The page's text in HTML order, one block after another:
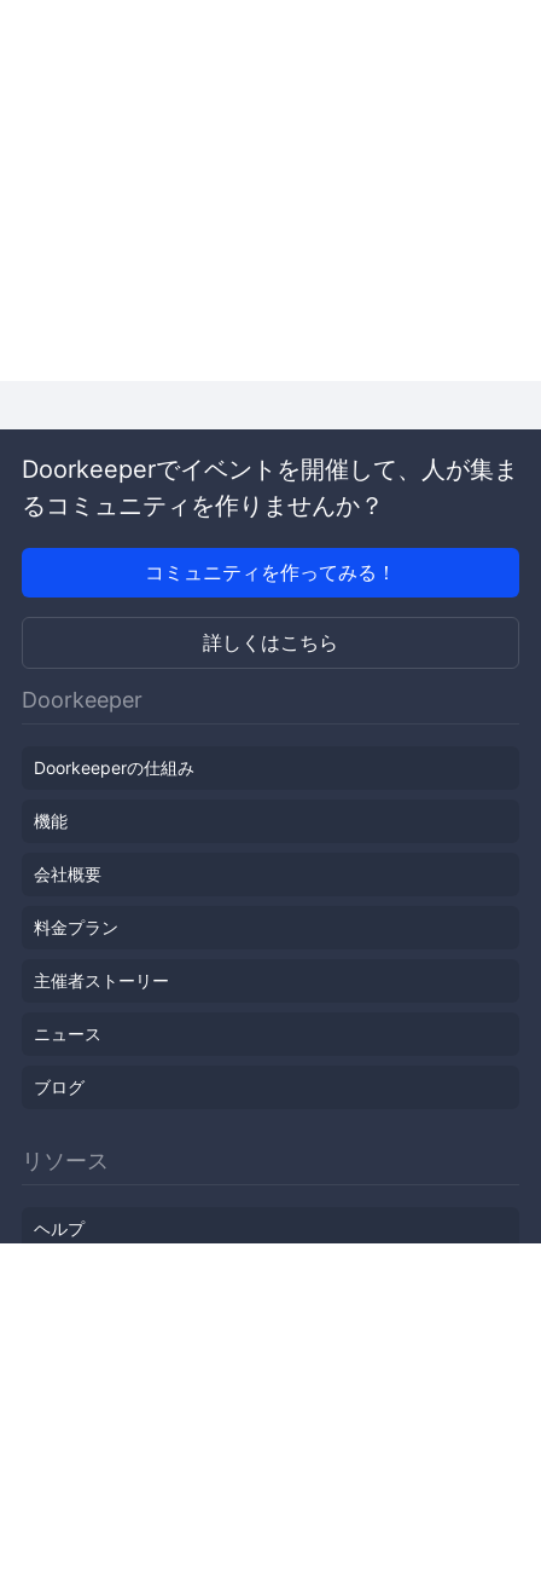
Doorkeeperでイベントを開催して、人が集ま
るコミュニティを作りませんか？
コミュニティを作ってみる！
詳しくはこちら
Doorkeeper
Doorkeeperの仕組み
機能
会社概要
料金プラン
主催者ストーリー
ニュース
ブログ
リソース
ヘルプ